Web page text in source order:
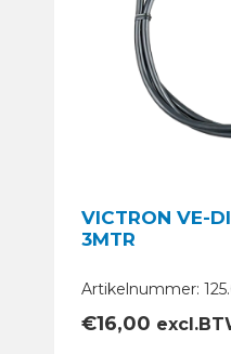
VICTRON VE-
3MTR
Artikelnummer:
€16,00